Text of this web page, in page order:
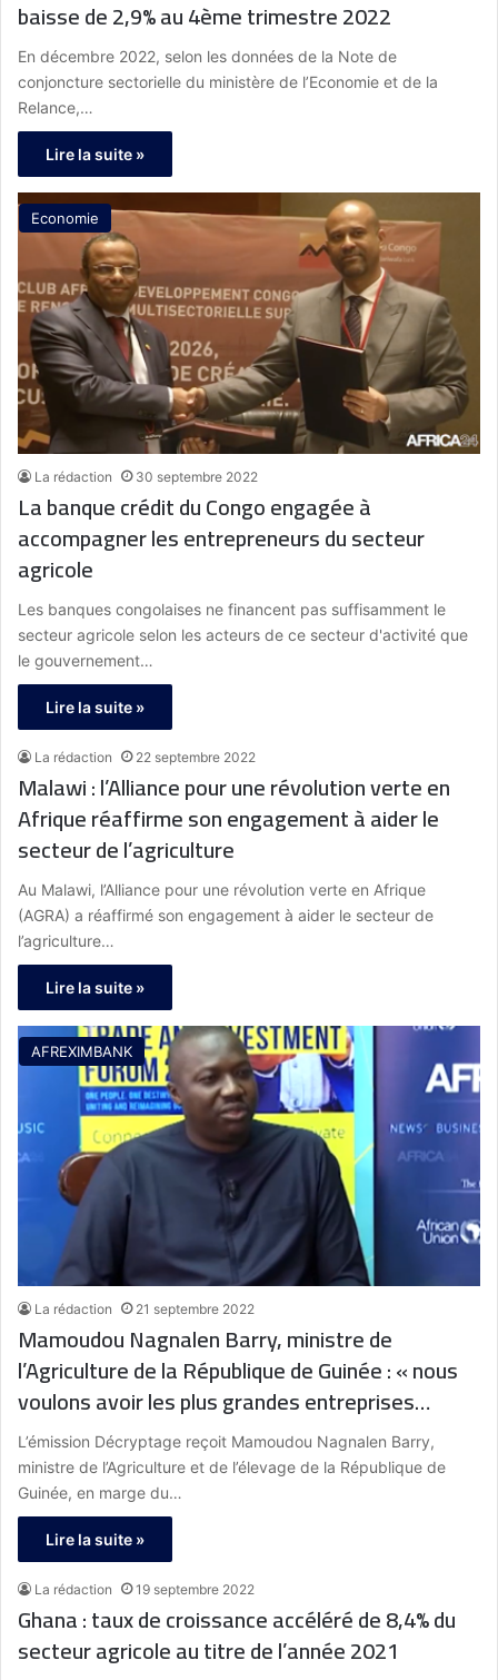
baisse de 2,9% au 4ème trimestre 2022
En décembre 2022, selon les données de la Note de
conjoncture sectorielle du ministère de l’Economie et de la
Relance,…
Lire la suite »
Economie
La rédaction 30 septembre 2022
La banque crédit du Congo engagée à
accompagner les entrepreneurs du secteur
agricole
Les banques congolaises ne financent pas suffisamment le
secteur agricole selon les acteurs de ce secteur d'activité que
le gouvernement…
Lire la suite »
La rédaction 22 septembre 2022
Malawi : l’Alliance pour une révolution verte en
Afrique réaffirme son engagement à aider le
secteur de l’agriculture
Au Malawi, l’Alliance pour une révolution verte en Afrique
(AGRA) a réaffirmé son engagement à aider le secteur de
l’agriculture…
Lire la suite »
AFREXIMBANK
La rédaction 21 septembre 2022
Mamoudou Nagnalen Barry, ministre de
l’Agriculture de la République de Guinée : « nous
voulons avoir les plus grandes entreprises
agricoles, parce que nous avons beaucoup plus
de potentiel »
L’émission Décryptage reçoit Mamoudou Nagnalen Barry,
ministre de l’Agriculture et de l’élevage de la République de
Guinée, en marge du…
Lire la suite »
La rédaction 19 septembre 2022
Ghana : taux de croissance accéléré de 8,4% du
secteur agricole au titre de l’année 2021